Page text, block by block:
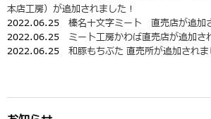
本店工房）が追加されました！
2022.06.25 榛名十文字ミート 直売店が追加
2022.06.25 ミート工房かわば直売店が追加さ
2022.06.25 和豚もちぶた 直売所が追加されま